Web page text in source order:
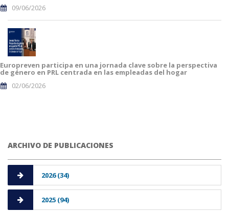
09/06/2026
Europreven participa en una jornada clave sobre la perspectiva
de género en PRL centrada en las empleadas del hogar
02/06/2026
ARCHIVO DE PUBLICACIONES
2026 (34)
2025 (94)